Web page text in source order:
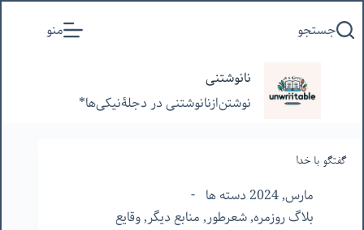
به
جستجو منو
نانوشتنی
نوشتن‌از‌نانوشتنی‌ در‌ دجلۀنیکی‌ها*
گفتگو با خدا
مارس, 2024 دسته ها
بلاگ روزمره,شعرطور,منابع دیگر,وقایع